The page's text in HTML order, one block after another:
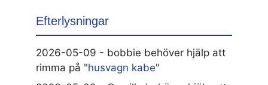
Efterlysningar
2026-05-09 - bobbie behöver hjälp att
rimma på "husvagn kabe"